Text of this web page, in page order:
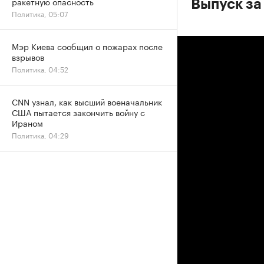
Выпуск
Политика, 05:07
Мэр Киева сообщил о пожарах после
взрывов
Политика, 04:52
CNN узнал, как высший военачальник
США пытается закончить войну с
Ираном
Политика, 04:29